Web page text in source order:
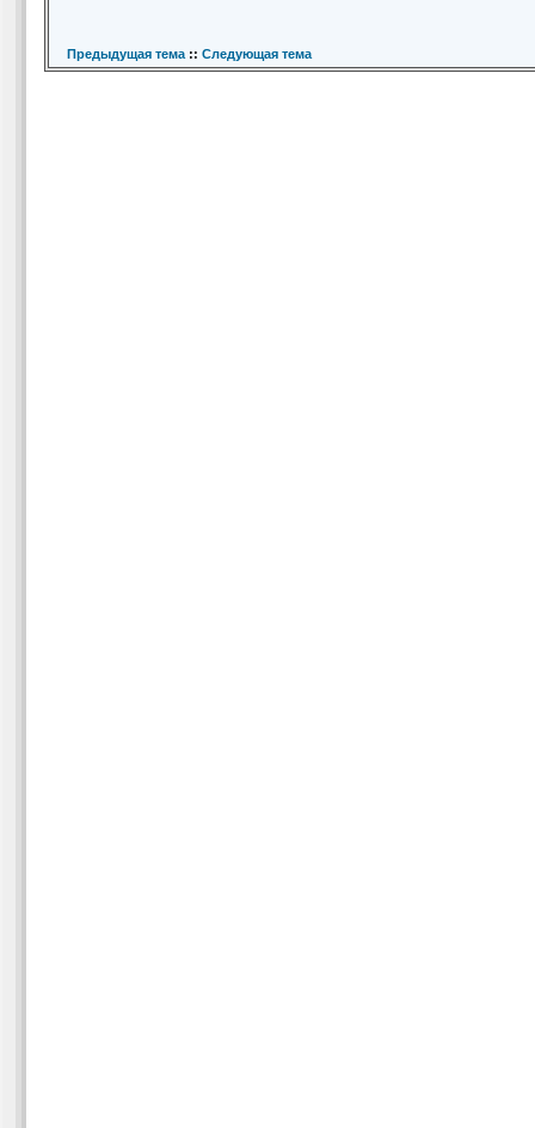
Предыдущая тема:: Следующая тема